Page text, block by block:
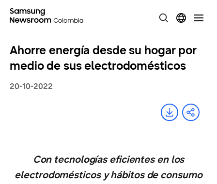
Ahorre energía desde su hogar por
medio de sus electrodomésticos
20-10-2022
Con tecnologías eficientes en los
electrodomésticos y hábitos de consumo